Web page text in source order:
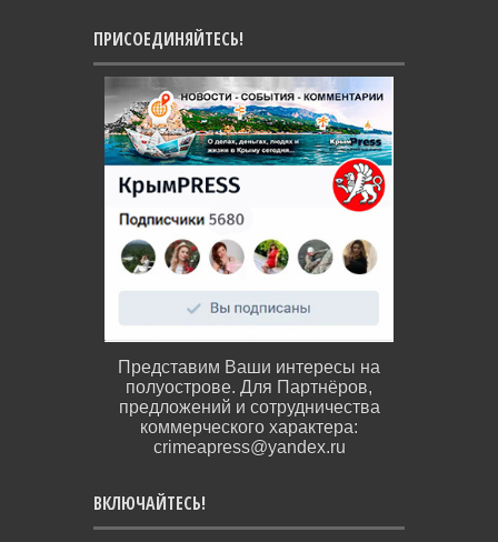
ПРИСОЕДИНЯЙТЕСЬ!
Представим Ваши интересы на
полуострове. Для Партнёров,
предложений и сотрудничества
коммерческого характера:
crimeapress@yandex.ru
ВКЛЮЧАЙТЕСЬ!